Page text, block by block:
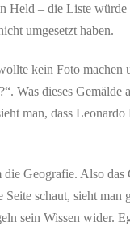
Held – die Liste
umgesetzt haben.
kein Foto machen
Was dieses
man, dass
Geografie. Also
schaut, sieht
sein Wissen wider.